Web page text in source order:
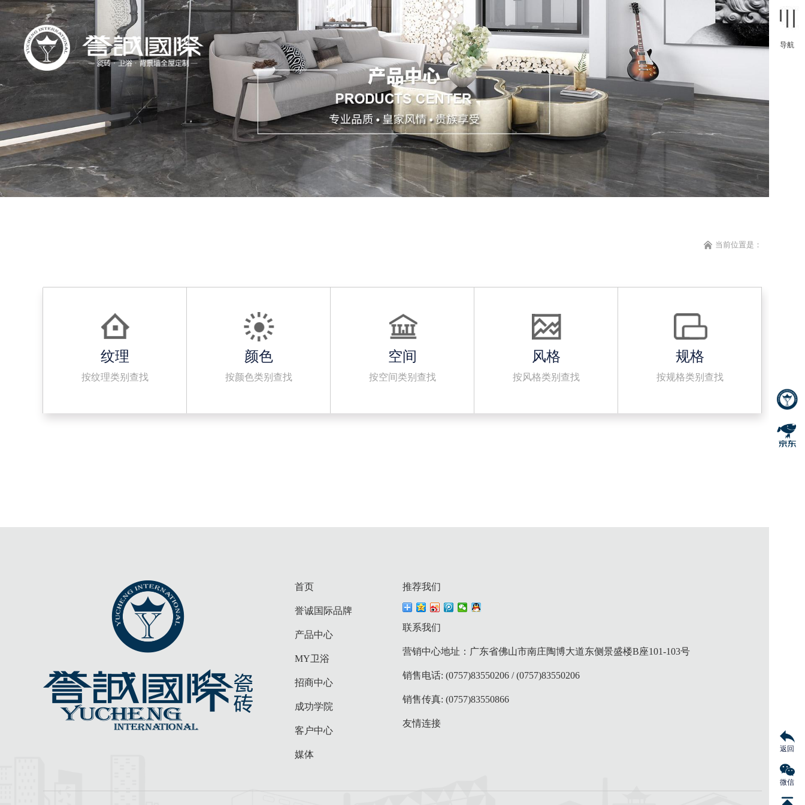
导航
返回
微信
当前位置是：
纹理
按纹理类别查找
颜色
按颜色类别查找
空间
按空间类别查找
风格
按风格类别查找
规格
按规格类别查找
首页
誉诚国际品牌
产品中心
MY卫浴
招商中心
成功学院
客户中心
媒体
推荐我们
联系我们
营销中心地址：广东省佛山市南庄陶博大道东侧景盛楼B座101-103号
销售电话: (0757)83550206 / (0757)83550206
销售传真: (0757)83550866
友情连接